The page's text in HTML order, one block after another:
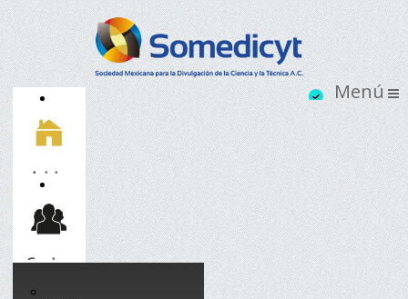
Inicio
Socios